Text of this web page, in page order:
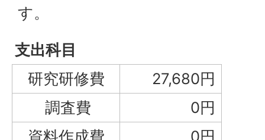
す。
支出科目
研究研修費
27,680円
調査費
0円
資料作成費
0円